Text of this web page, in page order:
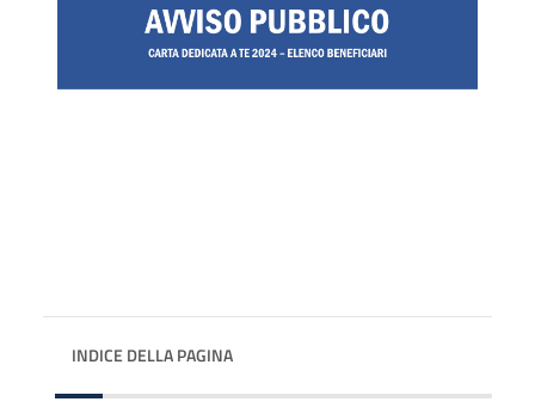
INDICE DELLA PAGINA